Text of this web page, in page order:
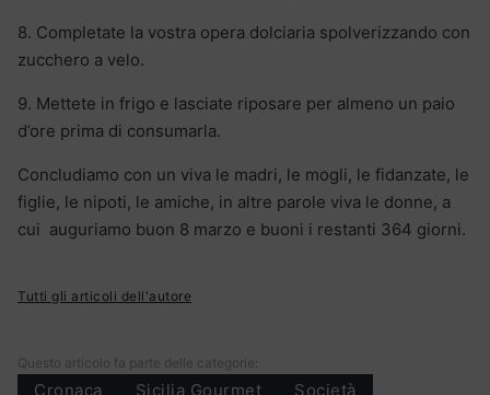
8. Completate la vostra opera dolciaria spolverizzando con
zucchero a velo.
9. Mettete in frigo e lasciate riposare per almeno un paio
d’ore prima di consumarla.
Concludiamo con un viva le madri, le mogli, le fidanzate, le
figlie, le nipoti, le amiche, in altre parole viva le donne, a
cui auguriamo buon 8 marzo e buoni i restanti 364 giorni.
Tutti gli articoli dell'autore
Questo articolo fa parte delle categorie:
Cronaca Sicilia Gourmet Società